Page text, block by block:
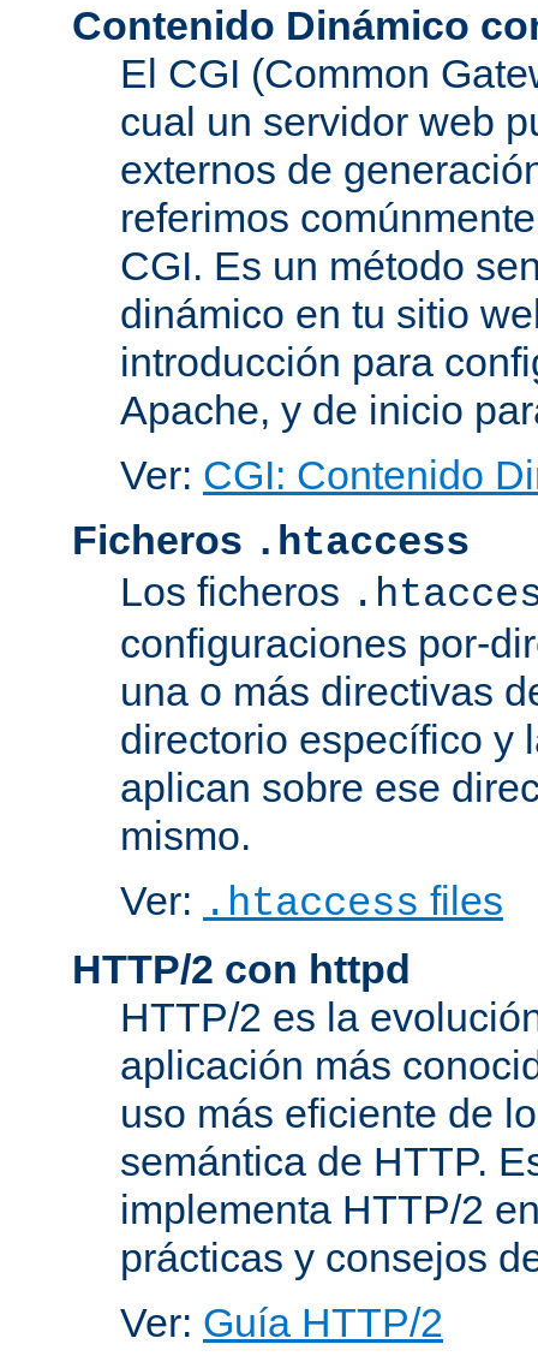
Contenido Dinámico
El CGI (Common
cual un servidor web
externos de
referimos
CGI. Es un método
dinámico en tu sitio
introducción para
Apache, y de inicio
Ver: CGI: Contenido
Ficheros .htaccess
Los ficheros
configuraciones por-
una o más directivas
directorio específico y
aplican sobre ese
mismo.
Ver: .htaccess files
HTTP/2 con httpd
HTTP/2 es la
aplicación más
uso más eficiente de
semántica de HTTP.
implementa HTTP/2
prácticas y consejos
Ver: Guía HTTP/2